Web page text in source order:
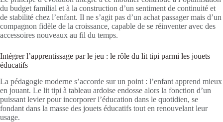
du budget familial et à la construction d’un sentiment de continuité et
de stabilité chez l’enfant. Il ne s’agit pas d’un achat passager mais d’un
compagnon fidèle de la croissance, capable de se réinventer avec des
accessoires nouveaux au fil du temps.
Intégrer l’apprentissage par le jeu : le rôle du lit tipi parmi les jouets
éducatifs
La pédagogie moderne s’accorde sur un point : l’enfant apprend mieux
en jouant. Le lit tipi à tableau ardoise endosse alors la fonction d’un
puissant levier pour incorporer l’éducation dans le quotidien, se
fondant dans la masse des jouets éducatifs tout en renouvelant leur
usage.